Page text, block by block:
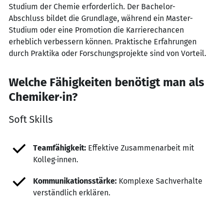
Studium der Chemie erforderlich. Der Bachelor-
Abschluss bildet die Grundlage, während ein Master-
Studium oder eine Promotion die Karrierechancen
erheblich verbessern können. Praktische Erfahrungen
durch Praktika oder Forschungsprojekte sind von Vorteil.
Welche Fähigkeiten benötigt man als
Chemiker·in?
Soft Skills
Teamfähigkeit: Effektive Zusammenarbeit mit
Kolleg·innen.
Kommunikationsstärke: Komplexe Sachverhalte
verständlich erklären.